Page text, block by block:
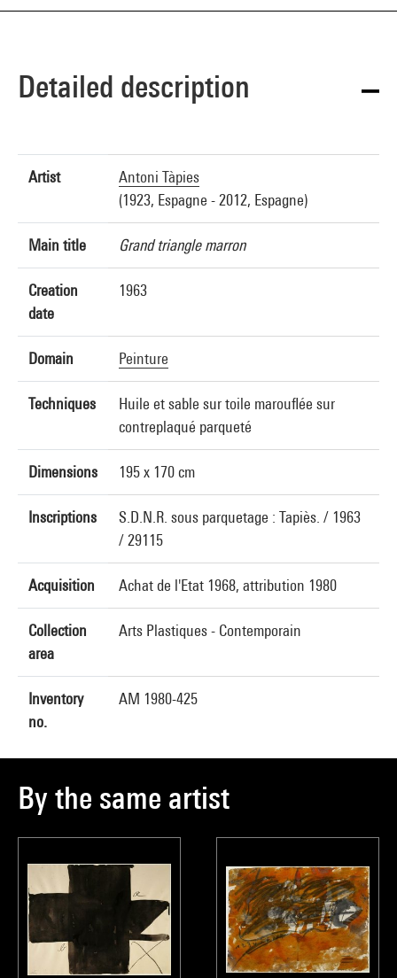
Detailed description
Artist
Antoni Tàpies
(1923, Espagne - 2012, Espagne)
Main title Grand triangle marron
Creation
date
1963
Domain Peinture
Techniques
Huile et sable sur toile marouflée sur
contreplaqué parqueté
Dimensions 195 x 170 cm
Inscriptions
S.D.N.R. sous parquetage : Tapiès. / 1963
/ 29115
Acquisition Achat de l'Etat 1968, attribution 1980
Collection
area
Arts Plastiques - Contemporain
Inventory
no.
AM 1980-425
By the same artist